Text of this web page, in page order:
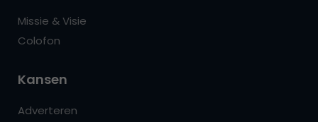
Missie & Visie
Colofon
Kansen
Adverteren